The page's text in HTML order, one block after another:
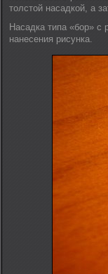
толстой насадкой, а
Насадка типа «бор» c
нанесения рисунка.